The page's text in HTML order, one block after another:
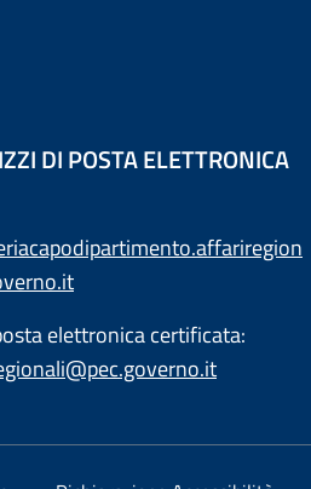
DI POSTA ELETTRONICA
elettronica certificata: